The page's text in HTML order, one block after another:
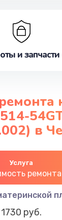
и
в
Услуга
ремонта
1730 руб.